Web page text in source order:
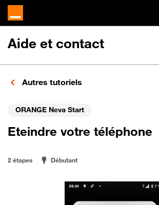
Aide et contact
Autres tutoriels
ORANGE Neva Start
Eteindre votre téléphone
2 étapes Débutant